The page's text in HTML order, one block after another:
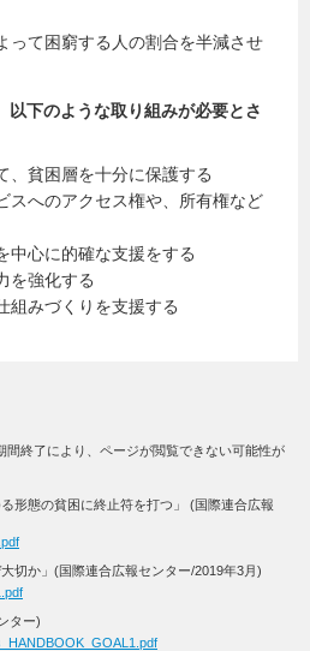
って困窮する人の割合を半減させ
以下のような取り組みが必要とさ
、貧困層を十分に保護する
スへのアクセス権や、所有権など
中心に的確な支援をする
を強化する
組みづくりを支援する
終了により、ページが閲覧できない可能性が
形態の貧困に終止符を打つ」 (国際連合広報
切か」(国際連合広報センター/2019年3月)
ター)